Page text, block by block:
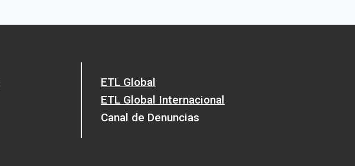
ETL Global
ETL Global Internacional
Canal de Denuncias